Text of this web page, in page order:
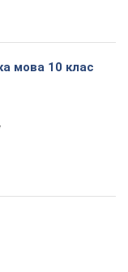
мова 10 клас